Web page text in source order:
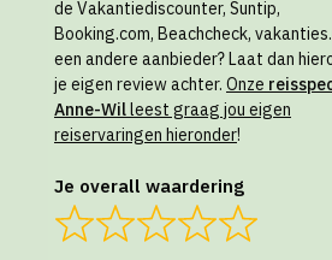
de Vakantiediscounter, Suntip,
Booking.com, Beachcheck,
een andere aanbieder? Laat dan
je eigen review achter. Onze
Anne-Willeest graag jou eigen
reiservaringen hieronder!
Je overall waardering